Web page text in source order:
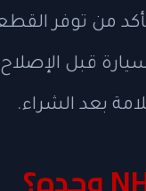
من توفر
قبل
بعد الشراء.